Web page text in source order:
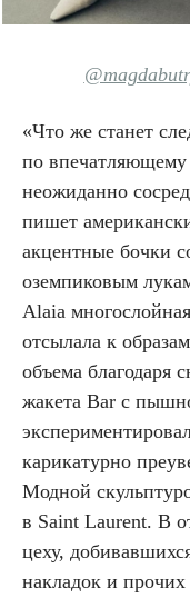
«Что же станет
по
неожиданно
пишет
акцентные бочки
оземпиковым
Alaia
отсылала к
объема благодаря
жакета Bar с
карикатурно
Модной
в Saint Laurent. В
цеху,
накладок и